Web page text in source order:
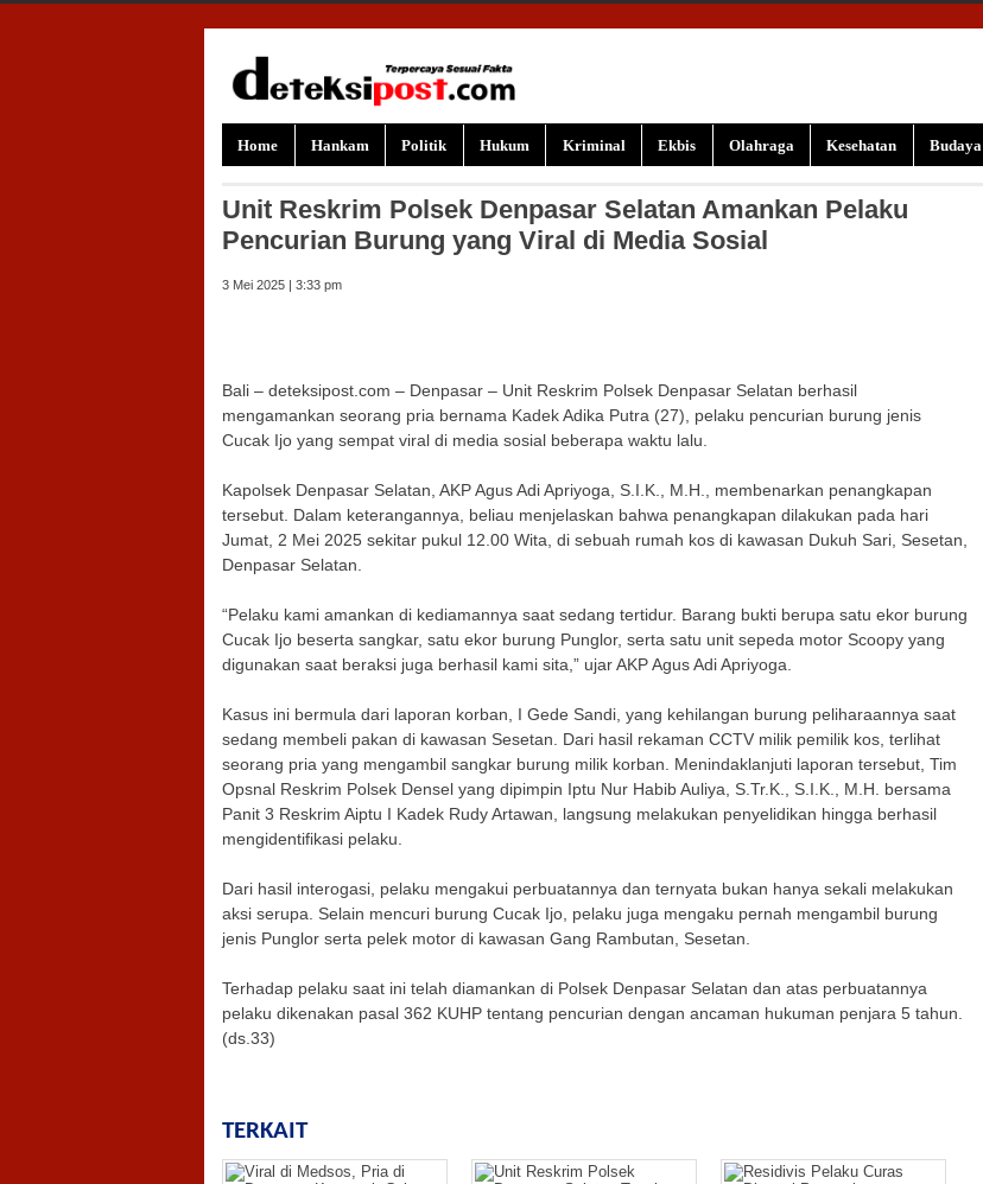
Home Hankam Politik Hukum Kriminal Ekbis Olahraga Kesehatan Budaya
Unit Reskrim Polsek Denpasar Selatan Amankan Pelaku
Pencurian Burung yang Viral di Media Sosial
3 Mei 2025 | 3:33 pm
Bali – deteksipost.com – Denpasar – Unit Reskrim Polsek Denpasar Selatan berhasil
mengamankan seorang pria bernama Kadek Adika Putra (27), pelaku pencurian burung jenis
Cucak Ijo yang sempat viral di media sosial beberapa waktu lalu.
Kapolsek Denpasar Selatan, AKP Agus Adi Apriyoga, S.I.K., M.H., membenarkan penangkapan
tersebut. Dalam keterangannya, beliau menjelaskan bahwa penangkapan dilakukan pada hari
Jumat, 2 Mei 2025 sekitar pukul 12.00 Wita, di sebuah rumah kos di kawasan Dukuh Sari, Sesetan,
Denpasar Selatan.
“Pelaku kami amankan di kediamannya saat sedang tertidur. Barang bukti berupa satu ekor burung
Cucak Ijo beserta sangkar, satu ekor burung Punglor, serta satu unit sepeda motor Scoopy yang
digunakan saat beraksi juga berhasil kami sita,” ujar AKP Agus Adi Apriyoga.
Kasus ini bermula dari laporan korban, I Gede Sandi, yang kehilangan burung peliharaannya saat
sedang membeli pakan di kawasan Sesetan. Dari hasil rekaman CCTV milik pemilik kos, terlihat
seorang pria yang mengambil sangkar burung milik korban. Menindaklanjuti laporan tersebut, Tim
Opsnal Reskrim Polsek Densel yang dipimpin Iptu Nur Habib Auliya, S.Tr.K., S.I.K., M.H. bersama
Panit 3 Reskrim Aiptu I Kadek Rudy Artawan, langsung melakukan penyelidikan hingga berhasil
mengidentifikasi pelaku.
Dari hasil interogasi, pelaku mengakui perbuatannya dan ternyata bukan hanya sekali melakukan
aksi serupa. Selain mencuri burung Cucak Ijo, pelaku juga mengaku pernah mengambil burung
jenis Punglor serta pelek motor di kawasan Gang Rambutan, Sesetan.
Terhadap pelaku saat ini telah diamankan di Polsek Denpasar Selatan dan atas perbuatannya
pelaku dikenakan pasal 362 KUHP tentang pencurian dengan ancaman hukuman penjara 5 tahun.
(ds.33)
TERKAIT